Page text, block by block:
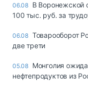
06.08 В Воронежской
100 тыс. руб. за
06.08 Товарооборот
две трети
05.08 Монголия
нефтепродуктов из